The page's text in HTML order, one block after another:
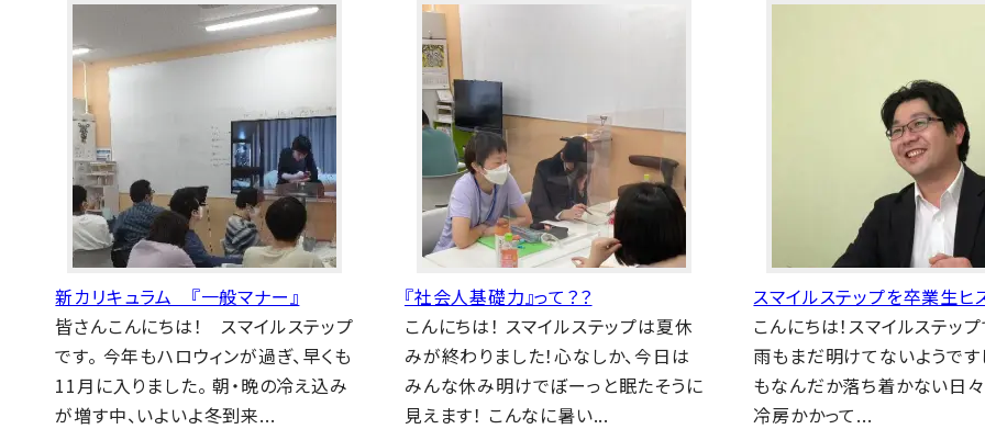
新カリキュラム 『一般マナー』
皆さんこんにちは！ スマイルステップ
です。 今年もハロウィンが過ぎ、早くも
11月に入りました。 朝・晩の冷え込み
が増す中、いよいよ冬到来...
『社会人基礎力』って？？
こんにちは！ スマイルステップは夏休
みが終わりました！心なしか、今日は
みんな休み明けでぼーっと眠たそうに
見えます！ こんなに暑い...
スマイルステップを卒業生ヒ
こんにちは！スマイルステッ
雨もまだ明けてないようです
もなんだか落ち着かない日々
冷房かかって...